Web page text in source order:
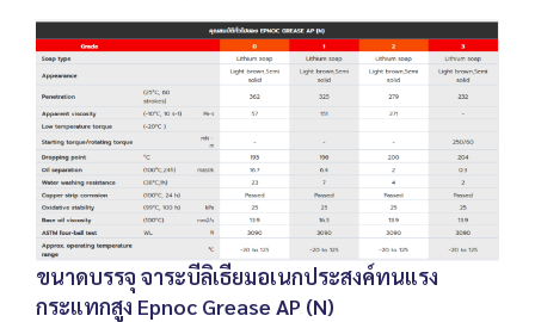
ขนาดบรรจุ จาระบีลิเธียมอเนกประสงค์ทนแรง
กระแทกสูง Epnoc Grease AP (N)